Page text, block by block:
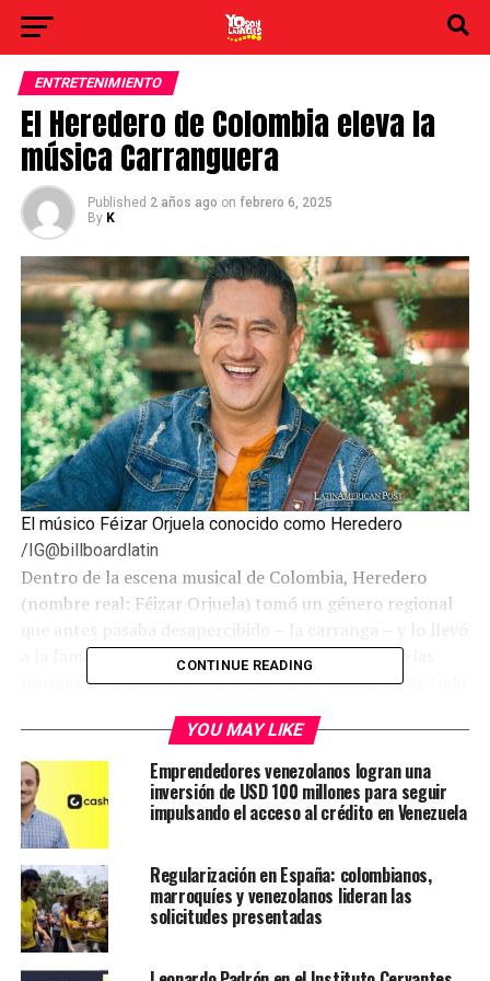
ENTRETENIMIENTO
El Heredero de Colombia eleva la
música Carranguera
Published 2 años ago on febrero 6, 2025
By K
El músico Féizar Orjuela conocido como Heredero
/IG@billboardlatin
Dentro de la escena musical de Colombia, Heredero
(nombre real: Féizar Orjuela) tomó un género regional
a la fama. Con su tema viral “Coqueta,” reescribió las
normas de la industria y asombró a los fanáticos de toda
Contenidos de la entrada
Un hito en la Carranga
Transformando la tradición en éxitos modernos
Sueños de un Grammy para la Carranga
CONTINUE READING
YOU MAY LIKE
Emprendedores venezolanos logran una
inversión de USD 100 millones para seguir
impulsando el acceso al crédito en Venezuela
Regularización en España: colombianos,
marroquíes y venezolanos lideran las
solicitudes presentadas